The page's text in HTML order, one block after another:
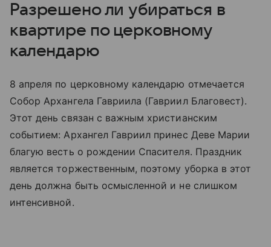
Разрешено ли убираться в
квартире по церковному
календарю
8 апреля по церковному календарю отмечается
Собор Архангела Гавриила (Гавриил Благовест).
Этот день связан с важным христианским
событием: Архангел Гавриил принес Деве Марии
благую весть о рождении Спасителя. Праздник
является торжественным, поэтому уборка в этот
день должна быть осмысленной и не слишком
интенсивной.